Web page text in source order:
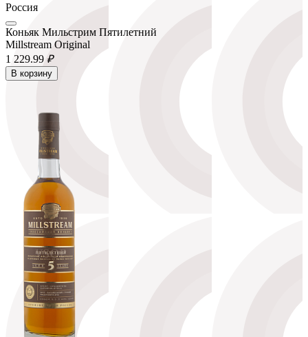
Россия
Коньяк Мильстрим Пятилетний
Millstream Original
1 229.99 ₽
В корзину